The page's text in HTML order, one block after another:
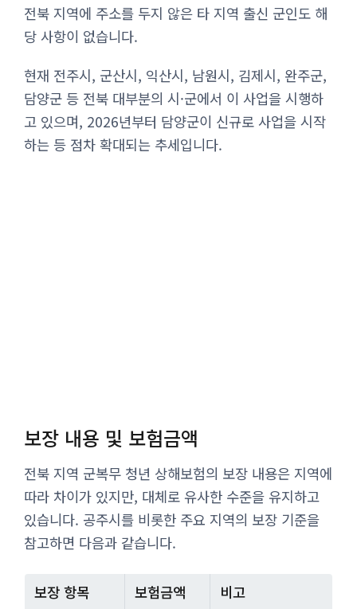
전북 지역에 주소를 두지 않은 타 지역 출신 군인도 해
당 사항이 없습니다.
현재 전주시, 군산시, 익산시, 남원시, 김제시, 완주군,
담양군 등 전북 대부분의 시·군에서 이 사업을 시행하
고 있으며, 2026년부터 담양군이 신규로 사업을 시작
하는 등 점차 확대되는 추세입니다.
보장 내용 및 보험금액
전북 지역 군복무 청년 상해보험의 보장 내용은 지역에
따라 차이가 있지만, 대체로 유사한 수준을 유지하고
있습니다. 공주시를 비롯한 주요 지역의 보장 기준을
참고하면 다음과 같습니다.
보장 항목 보험금액 비고